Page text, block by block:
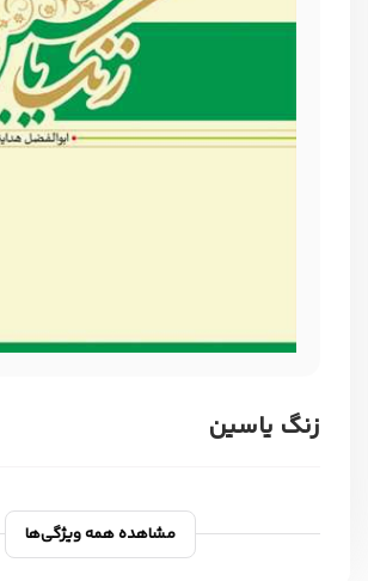
زنگ یاسین
مشاهده همه ویژگی‌ها